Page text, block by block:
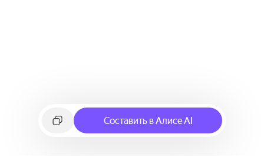
Составить в Алисе AI